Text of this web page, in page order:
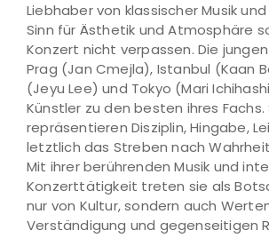
Liebhaber von klassischer Musik
Sinn für Ästhetik und Atmosphäre
Konzert nicht verpassen. Die
Prag (Jan Cmejla), Istanbul (Kaan
(Jeyu Lee) und Tokyo (Mari
Künstler zu den besten ihres Fachs.
repräsentieren Disziplin, Hingabe,
letztlich das Streben nach
Mit ihrer berührenden Musik und
Konzerttätigkeit treten sie als
nur von Kultur, sondern auch
Verständigung und gegenseitigen